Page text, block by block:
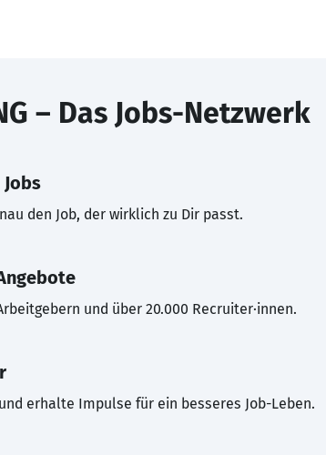
– Das Jobs-Netzwerk
den Job, der wirklich zu Dir passt.
und über 20.000 Recruiter·innen.
erhalte Impulse für ein besseres Job-Leben.